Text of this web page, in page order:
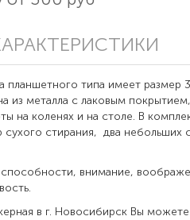
типа имеет размер
из металла с лаковым
на коленях и на столе. В
стирания, два небольших
способности, внимание,
в г. Новосибирск Вы можете